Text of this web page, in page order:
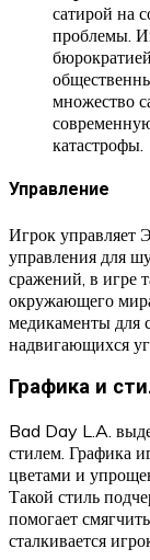
сатирой на
проблемы.
множество
катастрофы.
Управление
Игрок управляет
управления для
сражений, в игре
окружающего
медикаменты для
надвигающихся
Графика и
Bad Day L.A.
стилем. Графика
цветами и
Такой стиль
помогает
сталкивается